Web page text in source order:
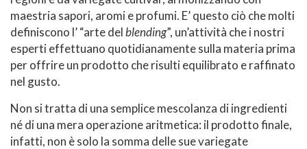
maestria sapori, aromi e profumi. E’ questo ciò che molti
definiscono l’ “arte delblending”, un’attività che i nostri
esperti effettuano quotidianamente sulla materia prima
per offrire un prodotto che risulti equilibrato e raffinato
nel gusto.
Non si tratta di una semplice mescolanza di ingredienti
né di una mera operazione aritmetica: il prodotto finale,
infatti, non è solo la somma delle sue variegate